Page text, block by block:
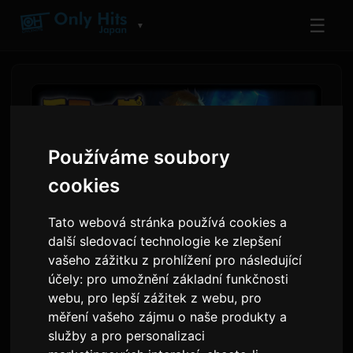
Používáme soubory
cookies
Tato webová stránka používá cookies a
další sledovací technologie ke zlepšení
vašeho zážitku z prohlížení pro následující
účely: pro umožnění základní funkčnosti
webu, pro lepší zážitek z webu, pro
měření vašeho zájmu o naše produkty a
služby a pro personalizaci
▼ ☰
Nijisanjiho jednotka Mimi
Ittai spouští hlasové drama
Sam 3 června 2026
Přeloženo z angličtiny